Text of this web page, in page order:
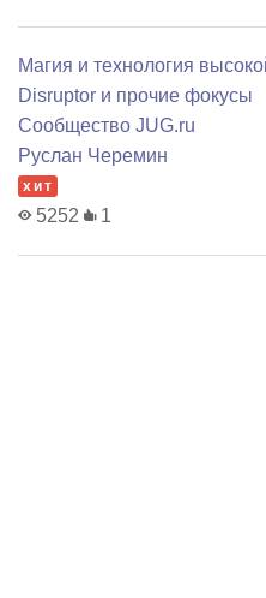
Магия и технология
Disruptor и прочие фокусы
Сообщество JUG.ru
Руслан Черемин
хит
5252 1